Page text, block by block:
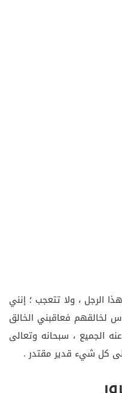
الرجل ، ولا تتعجب ؛ إنني
لخالقهم فعاقبني الخالق
الجميع ، سبحانه وتعالى
كل شيء قدير مقتدر .